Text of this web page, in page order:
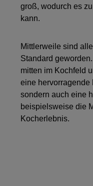
groß, wodurch es
kann.
Mittlerweile sind
Standard
mitten im Kochfeld
eine hervorragende
sondern auch eine
beispielsweise die
Kocherlebnis.